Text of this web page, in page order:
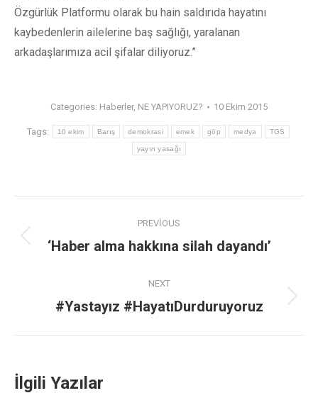
Özgürlük Platformu olarak bu hain saldırıda hayatını
kaybedenlerin ailelerine baş sağlığı, yaralanan
arkadaşlarımıza acil şifalar diliyoruz.”
Categories: Haberler, NE YAPIYORUZ? 10 Ekim 2015
Tags: 10 ekim Barış demokrasi emek göp medya TGS
yayın yasağı
PREVIOUS
‘Haber alma hakkına silah dayandı’
NEXT
#Yastayız #HayatıDurduruyoruz
İlgili Yazılar